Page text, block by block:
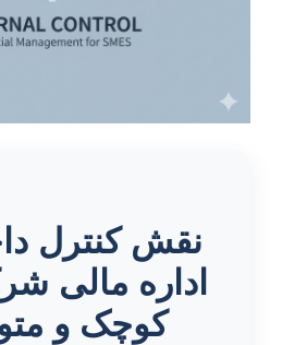
نقش کنترل
اداره مالی
کوچک و